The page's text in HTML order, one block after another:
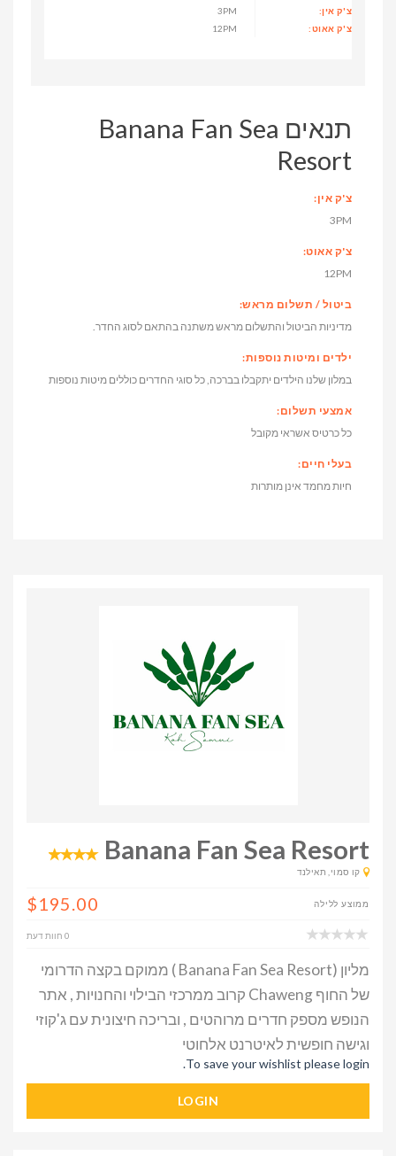
צ'ק אין:
3PM
צ'ק אאוט:
12PM
תנאים Banana Fan Sea
Resort
צ'ק אין:
3PM
צ'ק אאוט:
12PM
ביטול / תשלום מראש:
מדיניות הביטול והתשלום מראש משתנה בהתאם לסוג החדר.
ילדים ומיטות נוספות:
במלון שלנו הילדים יתקבלו בברכה, כל סוגי החדרים כוללים מיטות נוספות
אמצעי תשלום:
כל כרטיס אשראי מקובל
בעלי חיים:
חיות מחמד אינן מותרות
Banana Fan Sea Resort
קו סמוי, תאילנד
ממוצע ללילה $195.00
0 חוות דעת
מליון (Banana Fan Sea Resort ) ממוקם בקצה הדרומי
של החוף Chaweng קרוב ממרכזי הבילוי והחנויות , אתר
הנופש מספק חדרים מרוהטים , ובריכה חיצונית עם ג'קוזי
וגישה חופשית לאיטרנט אלחוטי
To save your wishlist please login.
LOGIN